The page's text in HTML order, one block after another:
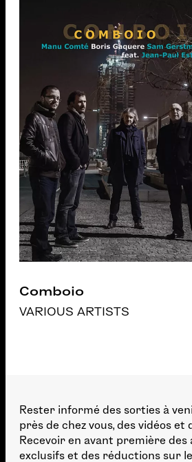
Comboio
VARIOUS ARTISTS
Rester informé des sorties à
près de chez vous, des vidéos et
Recevoir en avant première des
exclusifs et des réductions sur